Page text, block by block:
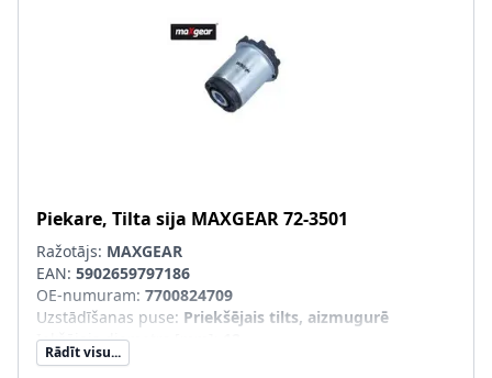
Piekare, Tilta sija MAXGEAR72-3501
Ražotājs: MAXGEAR
EAN: 5902659797186
OE-numuram: 7700824709
Uzstādīšanas puse: Priekšējais tilts, aizmugurē
Iekšējais diametrs [mm]
Ārējais diametrs [mm]
Rādīt visu...